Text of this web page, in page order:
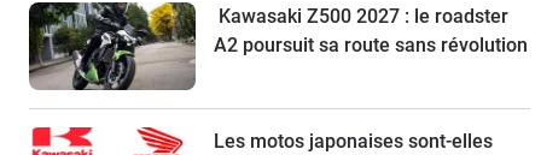
Kawasaki Z500 2027 : le roadster
A2 poursuit sa route sans révolution
Les motos japonaises sont-elles